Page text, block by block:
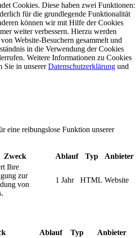
Cookies. Diese haben zwei Funktionen:
für die grundlegende Funktionalität
können wir mit Hilfe der Cookies
weiter verbessern. Hierzu werden
Website-Besuchern gesammelt und
in die Verwendung der Cookies
Weitere Informationen zu Cookies
Sie in unsererDatenschutzerklärung und
eine reibungslose Funktion unserer
Zweck Ablauf Typ Anbieter
Ihre
zur
von
1 Jahr HTML Website
Ablauf Typ Anbieter